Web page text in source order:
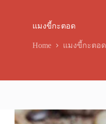
แมงขี้กะตอด
Home แมงขี้กะตอด